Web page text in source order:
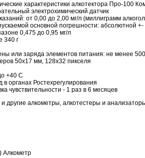
характеристики алкотектора Про-100
электрохимический датчик
от 0,00 до 2,00 мг/л (миллиграмм
основной погрешности: абсолютной
0,475 до 0,95 мг/л
340 г
или заряда элементов питания: не менее
50х17 мм, 128х32 пикселя
+40 С
в органах Ростехрегулирования
чувствительности - 1 раз в 6 месяцев
другие алкометры, алкотестеры и
Алкометр